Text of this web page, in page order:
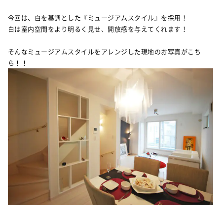
耐震等級3の家づくり
「したまち未来活用」～不動産売却相談室～
プライバシーポリシー
サイトマップ
今回は、白を基調とした『ミュージアムスタイル』を採用！
白は室内空間をより明るく見せ、開放感を与えてくれます！
そんなミュージアムスタイルをアレンジした現地のお写真がこち
ら！！